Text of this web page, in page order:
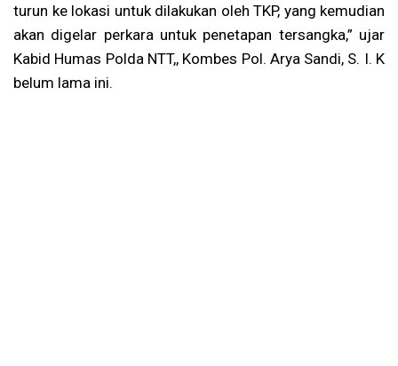
turun ke lokasi untuk dilakukan oleh TKP, yang kemudian
akan digelar perkara untuk penetapan tersangka,” ujar
Kabid Humas Polda NTT,, Kombes Pol. Arya Sandi, S. I. K
belum lama ini.